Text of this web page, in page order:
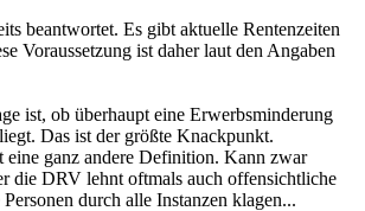
beantwortet. Es gibt aktuelle Rentenzeiten
Voraussetzung ist daher laut den Angaben
ist, ob überhaupt eine Erwerbsminderung
Das ist der größte Knackpunkt.
eine ganz andere Definition. Kann zwar
die DRV lehnt oftmals auch offensichtliche
durch alle Instanzen klagen...